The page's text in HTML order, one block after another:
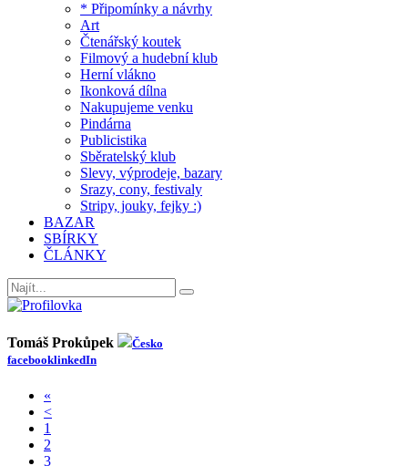
* Připomínky a návrhy
Art
Čtenářský koutek
Filmový a hudební klub
Herní vlákno
Ikonková dílna
Nakupujeme venku
Pindárna
Publicistika
Sběratelský klub
Slevy, výprodeje, bazary
Srazy, cony, festivaly
Stripy, jouky, fejky :)
BAZAR
SBÍRKY
ČLÁNKY
Tomáš Prokůpek
Česko
facebooklinkedIn
«
<
1
2
3